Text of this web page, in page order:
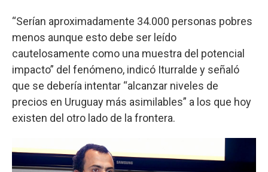
“Serían aproximadamente 34.000 personas pobres
menos aunque esto debe ser leído
cautelosamente como una muestra del potencial
impacto” del fenómeno, indicó Iturralde y señaló
que se debería intentar “alcanzar niveles de
precios en Uruguay más asimilables” a los que hoy
existen del otro lado de la frontera.